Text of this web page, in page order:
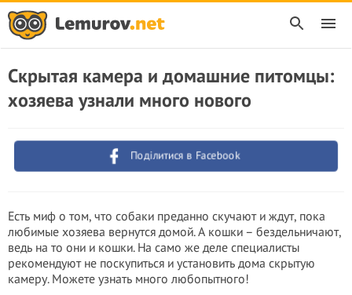
Скрытая камера и домашние питомцы:
хозяева узнали много нового
Поділитися в Facebook
Есть миф о том, что собаки преданно скучают и ждут, пока
любимые хозяева вернутся домой. А кошки – бездельничают,
ведь на то они и кошки. На само же деле специалисты
рекомендуют не поскупиться и установить дома скрытую
камеру. Можете узнать много любопытного!